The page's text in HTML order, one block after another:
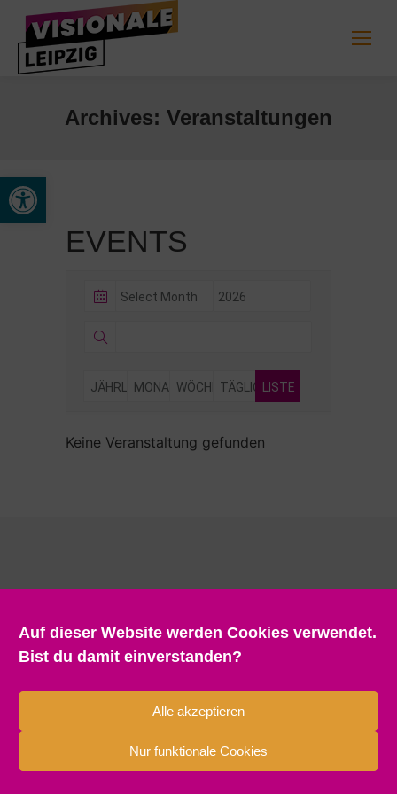
Werkzeugleiste öffnen
Auf dieser Website werden Cookies verwendet.
Bist du damit einverstanden?
Alle akzeptieren
Nur funktionale Cookies
Archives: Veranstaltungen
EVENTS
JÄHRLICHMONATLICHWÖCHENTLICH
TÄGLICH LISTE
LISTENANSICHT
Keine Veranstaltung gefunden